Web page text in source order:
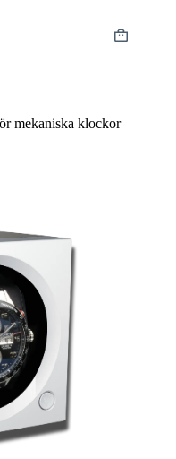
Varukorg
mekaniska klockor